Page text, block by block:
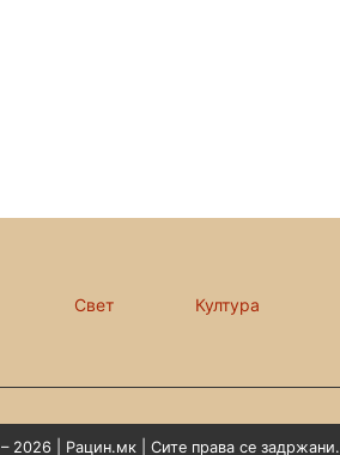
Свет Култура
2026 | Рацин.мк | Сите права се задржани.